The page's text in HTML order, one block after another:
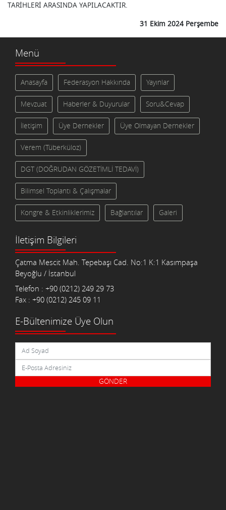
TARİHLERİ ARASINDA YAPILACAKTIR.
31 Ekim 2024 Perşembe
Menü
Anasayfa Federasyon Hakkında Yayınlar
Mevzuat Haberler & Duyurular Soru&Cevap
İletişim Üye Dernekler Üye Olmayan Dernekler
Verem (Tüberküloz)
DGT (DOĞRUDAN GÖZETİMLİ TEDAVİ)
Bilimsel Toplantı & Çalışmalar
Kongre & Etkinliklerimiz Bağlantılar Galeri
İletişim Bilgileri
Çatma Mescit Mah. Tepebaşı Cad. No:1 K:1 Kasımpaşa
Beyoğlu / İstanbul
Telefon : +90 (0212) 249 29 73
Fax : +90 (0212) 245 09 11
E-Bültenimize Üye Olun